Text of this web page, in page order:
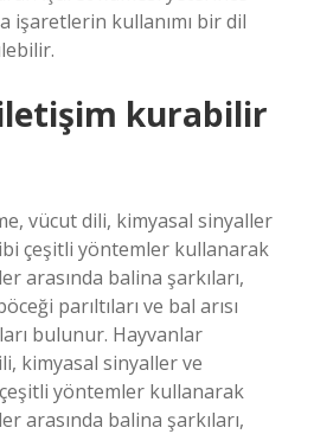
işaretlerin kullanımı bir dil
kurabilir
vücut dili, kimyasal sinyaller
çeşitli yöntemler kullanarak
arasında balina şarkıları,
parıltıları ve bal arısı
bulunur. Hayvanlar
kimyasal sinyaller ve
yöntemler kullanarak
arasında balina şarkıları,